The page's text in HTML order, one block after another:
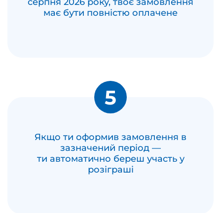
має бути повністю оплачене
5
Якщо ти оформив замовлення в
зазначений період —
ти автоматично береш участь у
розіграші